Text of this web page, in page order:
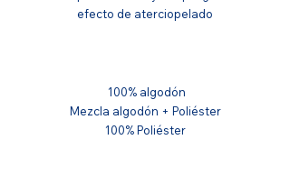
efecto de aterciopelado
100% algodón
Mezcla algodón + Poliéster
100% Poliéster